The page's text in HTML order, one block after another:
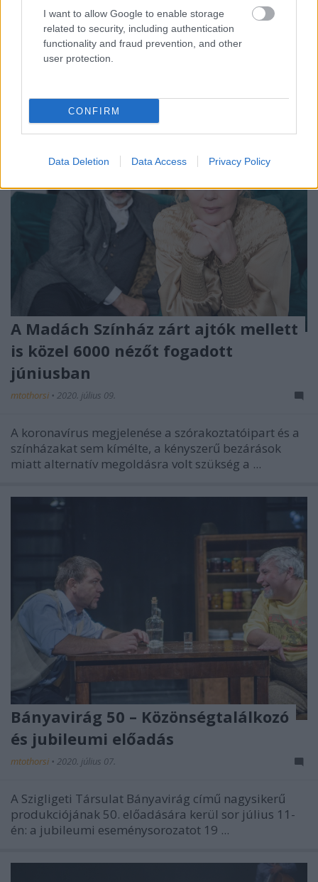
I want to allow Google to enable storage
related to security, including authentication
functionality and fraud prevention, and other
user protection.
CONFIRM
Data Deletion Data Access Privacy Policy
mtothorsi 2020. július 13.
Augusztus 21. és 29. között, a tervezett és már
meghirdetett versenyprogrammal, magas művészi
A Madách Színház zárt ajtók mellett
is közel 6000 nézőt fogadott
júniusban
mtothorsi • 2020. július 09.
A koronavírus megjelenése a szórakoztatóipart és a
színházakat sem kímélte, a kényszerű bezárások
miatt alternatív megoldásra volt szükség a ...
Bányavirág 50 – Közönségtalálkozó
és jubileumi előadás
mtothorsi • 2020. július 07.
A Szigligeti Társulat Bányavirág című nagysikerű
produkciójának 50. előadására kerül sor július 11-
én: a jubileumi eseménysorozatot 19 ...